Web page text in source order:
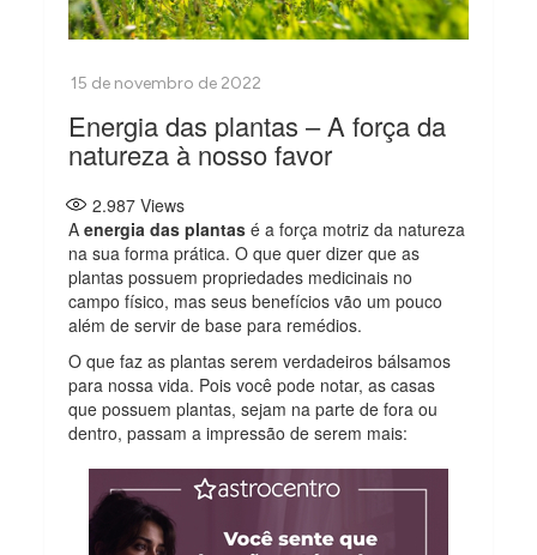
Energia das plantas – A força da
natureza à nosso favor
2.987 Views
Aenergia das plantas é a força motriz da natureza
na sua forma prática. O que quer dizer que as
plantas possuem propriedades medicinais no
campo físico, mas seus benefícios vão um pouco
além de servir de base para remédios.
O que faz as plantas serem verdadeiros bálsamos
para nossa vida. Pois você pode notar, as casas
que possuem plantas, sejam na parte de fora ou
dentro, passam a impressão de serem mais: